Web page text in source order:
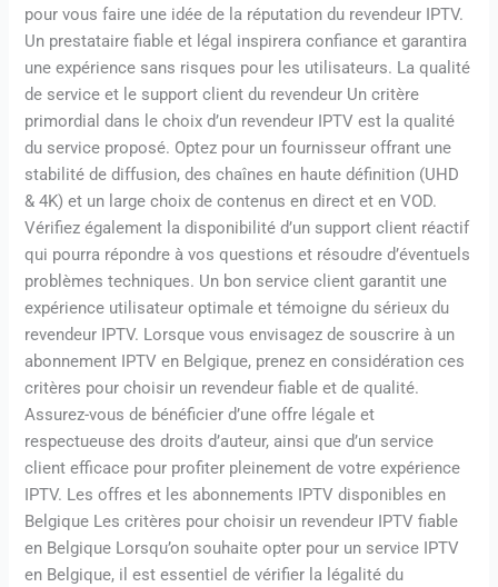
pour vous faire une idée de la réputation du revendeur IPTV.
Un prestataire fiable et légal inspirera confiance et garantira
une expérience sans risques pour les utilisateurs. La qualité
de service et le support client du revendeur Un critère
primordial dans le choix d’un revendeur IPTV est la qualité
du service proposé. Optez pour un fournisseur offrant une
stabilité de diffusion, des chaînes en haute définition (UHD
& 4K) et un large choix de contenus en direct et en VOD.
Vérifiez également la disponibilité d’un support client réactif
qui pourra répondre à vos questions et résoudre d’éventuels
problèmes techniques. Un bon service client garantit une
expérience utilisateur optimale et témoigne du sérieux du
revendeur IPTV. Lorsque vous envisagez de souscrire à un
abonnement IPTV en Belgique, prenez en considération ces
critères pour choisir un revendeur fiable et de qualité.
Assurez-vous de bénéficier d’une offre légale et
respectueuse des droits d’auteur, ainsi que d’un service
client efficace pour profiter pleinement de votre expérience
IPTV. Les offres et les abonnements IPTV disponibles en
Belgique Les critères pour choisir un revendeur IPTV fiable
en Belgique Lorsqu’on souhaite opter pour un service IPTV
en Belgique, il est essentiel de vérifier la légalité du